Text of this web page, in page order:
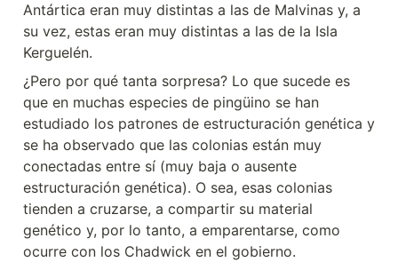
Antártica eran muy distintas a las de Malvinas y, a
su vez, estas eran muy distintas a las de la Isla
Kerguelén.
¿Pero por qué tanta sorpresa? Lo que sucede es
que en muchas especies de pingüino se han
estudiado los patrones de estructuración genética y
se ha observado que las colonias están muy
conectadas entre sí (muy baja o ausente
estructuración genética). O sea, esas colonias
tienden a cruzarse, a compartir su material
genético y, por lo tanto, a emparentarse, como
ocurre con los Chadwick en el gobierno.